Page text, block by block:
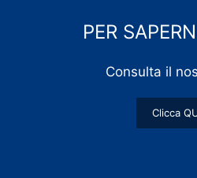
PER
Consulta il
Clicca